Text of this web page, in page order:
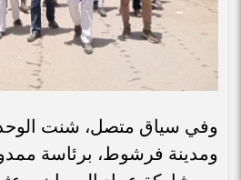
وفي سياق متصل، شنت
ومدينة فرشوط، برئاسة